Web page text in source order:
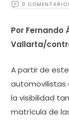
0
Por Fernando
Vallarta/
A partir de
automovilistas
la visibilidad
matrícula de